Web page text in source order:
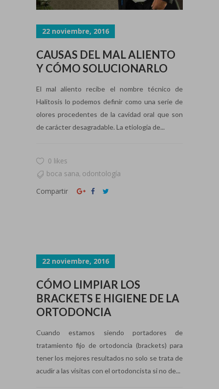
22 noviembre, 2016
CAUSAS DEL MAL ALIENTO
Y CÓMO SOLUCIONARLO
El mal aliento recibe el nombre técnico de
Halitosis lo podemos definir como una serie de
olores procedentes de la cavidad oral que son
de carácter desagradable. La etiología de...
0 likes
boca sana, odontología
Compartir
22 noviembre, 2016
CÓMO LIMPIAR LOS
BRACKETS E HIGIENE DE LA
ORTODONCIA
Cuando estamos siendo portadores de
tratamiento fijo de ortodoncia (brackets) para
tener los mejores resultados no solo se trata de
acudir a las visitas con el ortodoncista si no de...